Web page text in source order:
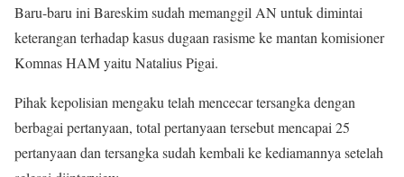
Baru-baru ini Bareskim sudah memanggil AN untuk dimintai
keterangan terhadap kasus dugaan rasisme ke mantan komisioner
Komnas HAM yaitu Natalius Pigai.
Pihak kepolisian mengaku telah mencecar tersangka dengan
berbagai pertanyaan, total pertanyaan tersebut mencapai 25
pertanyaan dan tersangka sudah kembali ke kediamannya setelah